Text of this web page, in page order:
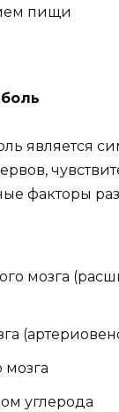
пищи
является
факторы
мозга
мозга
углерода